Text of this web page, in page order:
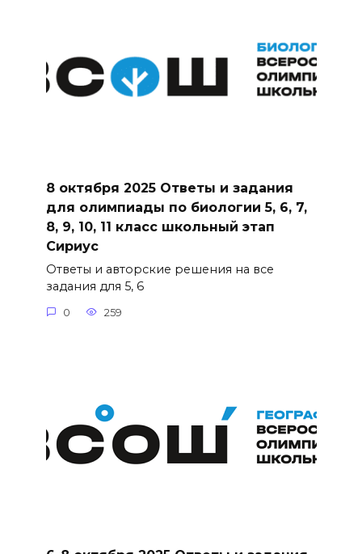
8 октября 2025 Ответы и задания
для олимпиады по биологии 5, 6, 7,
8, 9, 10, 11 класс школьный этап
Сириус
Ответы и авторские решения на все
задания для 5, 6
0 259